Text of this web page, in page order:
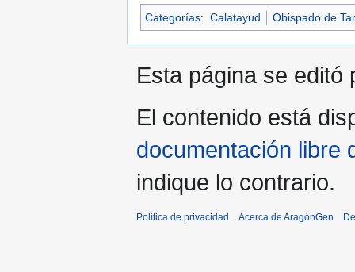
Categorías: Calatayud Obispado de
Esta página se editó
El contenido está
documentación libre
indique lo contrario.
Política de privacidad Acerca de AragónGen